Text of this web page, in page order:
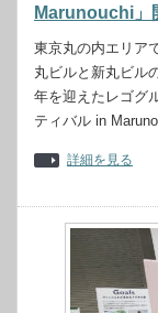
Marunouchi」
東京丸の内エリア
丸ビルと新丸ビル
年を迎えたレゴグ
ティバル in
詳細を見る